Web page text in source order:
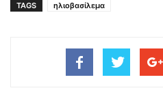
TAGS ηλιοβασίλεμα